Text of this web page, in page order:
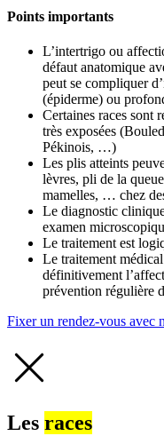
Points importants
L’intertrigo ou
défaut anatomique
peut se compliquer
(épiderme) ou
Certaines races sont
très exposées
Pékinois, …)
Les plis atteints
lèvres, pli de la
mamelles, … chez
Le diagnostic
examen
Le traitement est
Le traitement
définitivement
prévention régulière
Fixer un rendez-vous avec
Les races